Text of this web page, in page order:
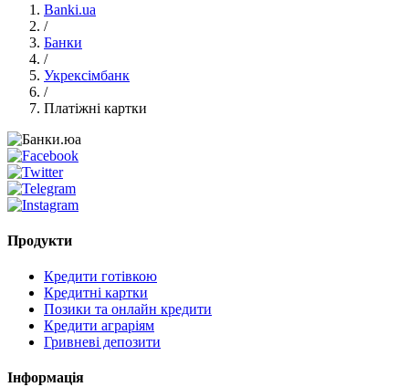
Banki.ua
/
Банки
/
Укрексімбанк
/
Платіжні картки
Продукти
Кредити готівкою
Кредитні картки
Позики та онлайн кредити
Кредити аграріям
Гривневі депозити
Інформація